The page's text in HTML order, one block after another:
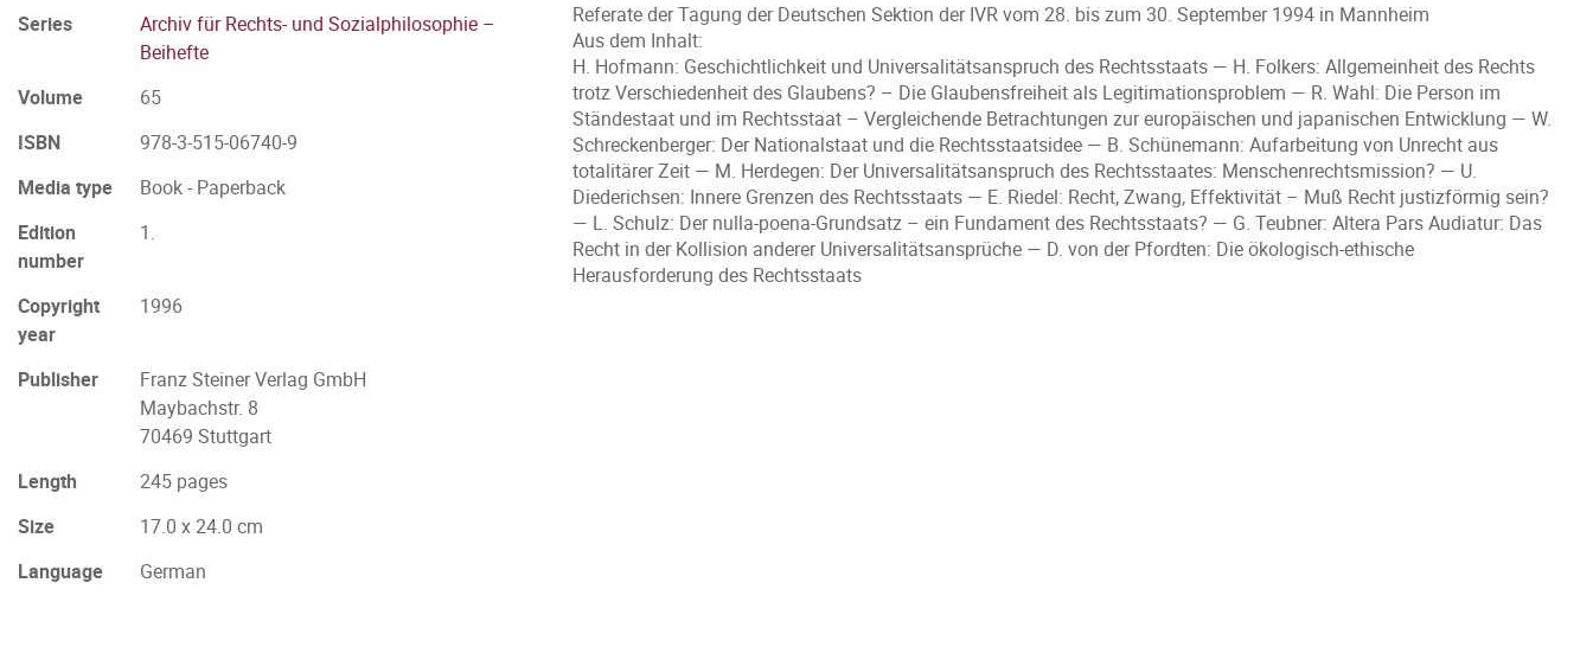
Referate der Tagung der Deutschen Sektion der IVR vom 28. bis zum 30. September 1994 in Mannheim
Aus dem Inhalt:
H. Hofmann: Geschichtlichkeit und Universalitätsanspruch des Rechtsstaats — H. Folkers: Allgemeinheit des Rechts
trotz Verschiedenheit des Glaubens? – Die Glaubensfreiheit als Legitimationsproblem — R. Wahl: Die Person im
Ständestaat und im Rechtsstaat – Vergleichende Betrachtungen zur europäischen und japanischen Entwicklung — W.
Schreckenberger: Der Nationalstaat und die Rechtsstaatsidee — B. Schünemann: Aufarbeitung von Unrecht aus
totalitärer Zeit — M. Herdegen: Der Universalitätsanspruch des Rechtsstaates: Menschenrechtsmission? — U.
Diederichsen: Innere Grenzen des Rechtsstaats — E. Riedel: Recht, Zwang, Effektivität – Muß Recht justizförmig sein?
— L. Schulz: Der nulla-poena-Grundsatz – ein Fundament des Rechtsstaats? — G. Teubner: Altera Pars Audiatur: Das
Recht in der Kollision anderer Universalitätsansprüche — D. von der Pfordten: Die ökologisch-ethische
Herausforderung des Rechtsstaats
Series
Archiv für Rechts- und Sozialphilosophie –
Beihefte
Volume
65
ISBN
978-3-515-06740-9
Media type
Book - Paperback
Edition
number
1.
Copyright
year
1996
Publisher
Franz Steiner Verlag GmbH
Maybachstr. 8
70469 Stuttgart
Length
245 pages
Size
17.0 x 24.0 cm
Language
German